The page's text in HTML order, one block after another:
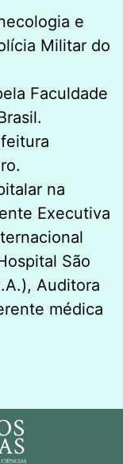
e
Militar do
Faculdade
na
Executiva
São
Auditora
médica